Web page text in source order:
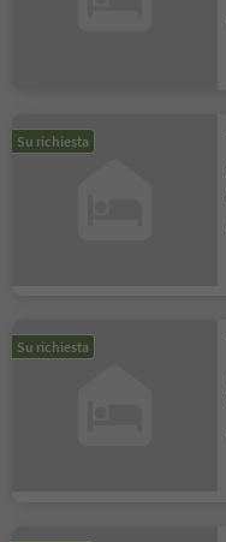
Su richiesta
Su richiesta